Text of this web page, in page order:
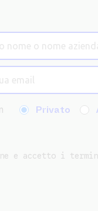
Privato
e accetto i